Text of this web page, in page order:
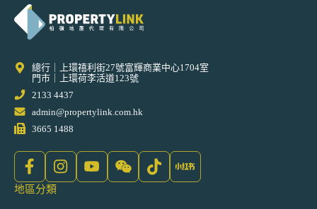
總行｜上環禧利街27號富輝商業中心1704室
門市｜上環荷李活道123號
2133 4437
admin@propertylink.com.hk
3665 1488
地區分類